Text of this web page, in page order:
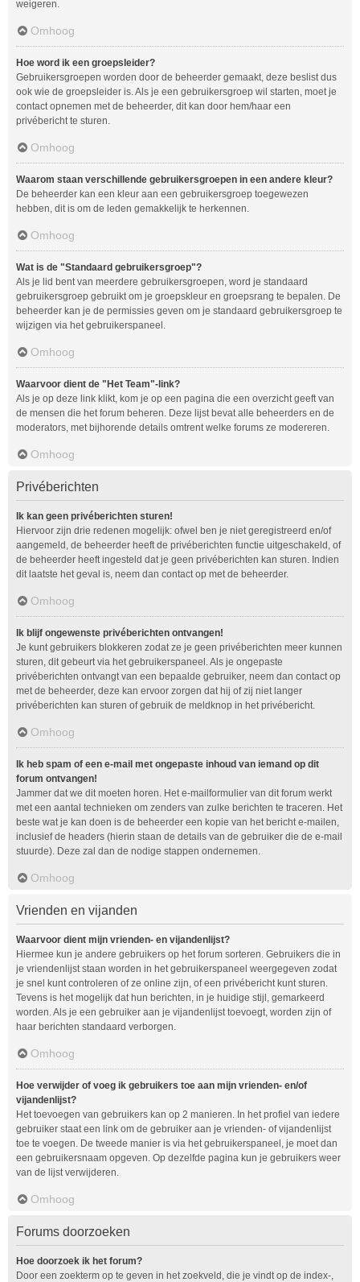
weigeren.
Omhoog
Hoe word ik een groepsleider?
Gebruikersgroepen worden door de beheerder gemaakt, deze beslist dus
ook wie de groepsleider is. Als je een gebruikersgroep wil starten, moet je
contact opnemen met de beheerder, dit kan door hem/haar een
privébericht te sturen.
Omhoog
Waarom staan verschillende gebruikersgroepen in een andere kleur?
De beheerder kan een kleur aan een gebruikersgroep toegewezen
hebben, dit is om de leden gemakkelijk te herkennen.
Omhoog
Wat is de "Standaard gebruikersgroep"?
Als je lid bent van meerdere gebruikersgroepen, word je standaard
gebruikersgroep gebruikt om je groepskleur en groepsrang te bepalen. De
beheerder kan je de permissies geven om je standaard gebruikersgroep te
wijzigen via het gebruikerspaneel.
Omhoog
Waarvoor dient de "Het Team"-link?
Als je op deze link klikt, kom je op een pagina die een overzicht geeft van
de mensen die het forum beheren. Deze lijst bevat alle beheerders en de
moderators, met bijhorende details omtrent welke forums ze modereren.
Omhoog
Privéberichten
Ik kan geen privéberichten sturen!
Hiervoor zijn drie redenen mogelijk: ofwel ben je niet geregistreerd en/of
aangemeld, de beheerder heeft de privéberichten functie uitgeschakeld, of
de beheerder heeft ingesteld dat je geen privéberichten kan sturen. Indien
dit laatste het geval is, neem dan contact op met de beheerder.
Omhoog
Ik blijf ongewenste privéberichten ontvangen!
Je kunt gebruikers blokkeren zodat ze je geen privéberichten meer kunnen
sturen, dit gebeurt via het gebruikerspaneel. Als je ongepaste
privéberichten ontvangt van een bepaalde gebruiker, neem dan contact op
met de beheerder, deze kan ervoor zorgen dat hij of zij niet langer
privéberichten kan sturen of gebruik de meldknop in het privébericht.
Omhoog
Ik heb spam of een e-mail met ongepaste inhoud van iemand op dit
forum ontvangen!
Jammer dat we dit moeten horen. Het e-mailformulier van dit forum werkt
met een aantal technieken om zenders van zulke berichten te traceren. Het
beste wat je kan doen is de beheerder een kopie van het bericht e-mailen,
inclusief de headers (hierin staan de details van de gebruiker die de e-mail
stuurde). Deze zal dan de nodige stappen ondernemen.
Omhoog
Vrienden en vijanden
Waarvoor dient mijn vrienden- en vijandenlijst?
Hiermee kun je andere gebruikers op het forum sorteren. Gebruikers die in
je vriendenlijst staan worden in het gebruikerspaneel weergegeven zodat
je snel kunt controleren of ze online zijn, of een privébericht kunt sturen.
Tevens is het mogelijk dat hun berichten, in je huidige stijl, gemarkeerd
worden. Als je een gebruiker aan je vijandenlijst toevoegt, worden zijn of
haar berichten standaard verborgen.
Omhoog
Hoe verwijder of voeg ik gebruikers toe aan mijn vrienden- en/of
vijandenlijst?
Het toevoegen van gebruikers kan op 2 manieren. In het profiel van iedere
gebruiker staat een link om de gebruiker aan je vrienden- of vijandenlijst
toe te voegen. De tweede manier is via het gebruikerspaneel, je moet dan
een gebruikersnaam opgeven. Op dezelfde pagina kun je gebruikers weer
van de lijst verwijderen.
Omhoog
Forums doorzoeken
Hoe doorzoek ik het forum?
Door een zoekterm op te geven in het zoekveld, die je vindt op de index-,